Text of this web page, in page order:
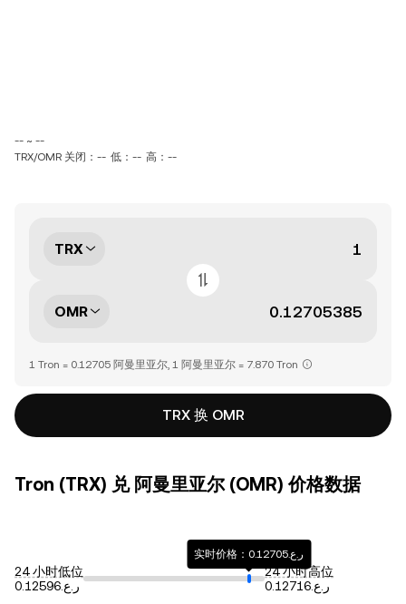
-- ~ --
TRX/OMR 关闭：-- 低：-- 高：--
TRX
OMR
1 Tron = 0.12705 阿曼里亚尔, 1 阿曼里亚尔 = 7.870 Tron
TRX 换 OMR
Tron (TRX) 兑 阿曼里亚尔 (OMR) 价格数据
24 小时低位
ر.ع.0.12596
实时价格：ر.ع.0.12705
24 小时高位
ر.ع.0.12716